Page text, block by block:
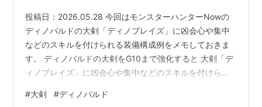
投稿日：2026.05.28 今回はモンスターハンターNowの
ディノバルドの大剣「ディノブレイズ」に凶会心や集中
などのスキルを付けられる装備構成例をメモしておきま
す。 ディノバルドの大剣をG10まで強化すると 大剣「デ
ィノブレイズ」に凶会心や集中などのスキルを付けられ
ディノブレイズ G10-5で攻撃力：1579会心率：-30％属
#大剣 #ディノバルド